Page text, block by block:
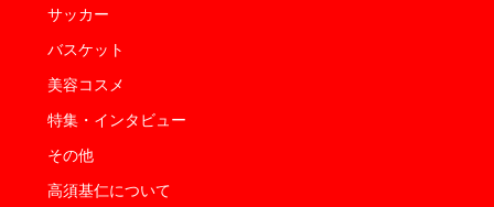
サッカー
バスケット
美容コスメ
特集・インタビュー
その他
高須基仁について